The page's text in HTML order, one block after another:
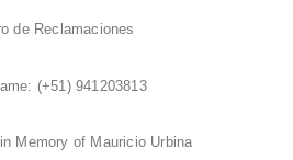
(+51) 941203813